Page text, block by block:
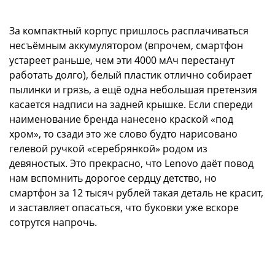
За компактный корпус пришлось расплачиваться
несъёмным аккумулятором (впрочем, смартфон
устареет раньше, чем эти 4000 мАч перестанут
работать долго), белый пластик отлично собирает
пылинки и грязь, а ещё одна небольшая претензия
касается надписи на задней крышке. Если спереди
наименование бренда нанесено краской «под
хром», то сзади это же слово будто нарисовано
гелевой ручкой «серебрянкой» родом из
девяностых. Это прекрасно, что Lenovo даёт повод
нам вспомнить дорогое сердцу детство, но
смартфон за 12 тысяч рублей такая деталь не красит,
и заставляет опасаться, что буковки уже вскоре
сотрутся напрочь.